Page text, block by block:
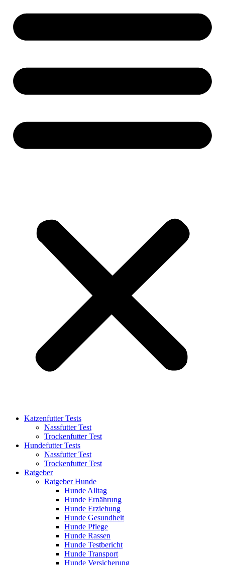
Katzenfutter Tests
Nassfutter Test
Trockenfutter Test
Hundefutter Tests
Nassfutter Test
Trockenfutter Test
Ratgeber
Ratgeber Hunde
Hunde Alltag
Hunde Ernährung
Hunde Erziehung
Hunde Gesundheit
Hunde Pflege
Hunde Rassen
Hunde Testbericht
Hunde Transport
Hunde Versicherung